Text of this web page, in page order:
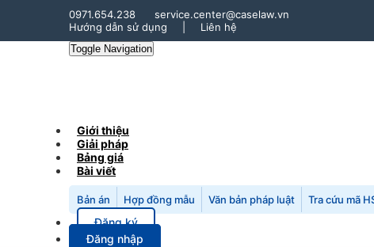
0971.654.238
service.center@caselaw.vn
Hướng dẫn sử dụng
Liên hệ
Toggle Navigation
Giới thiệu
Giải pháp
Bảng giá
Bài viết
Bản án Hợp đồng mẫu Văn bản pháp luật Tra cứu mã
Đăng ký
Đăng nhập